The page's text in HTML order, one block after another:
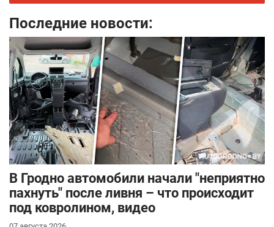
Последние новости:
В Гродно автомобили начали "неприятно
пахнуть" после ливня – что происходит
под ковролином, видео